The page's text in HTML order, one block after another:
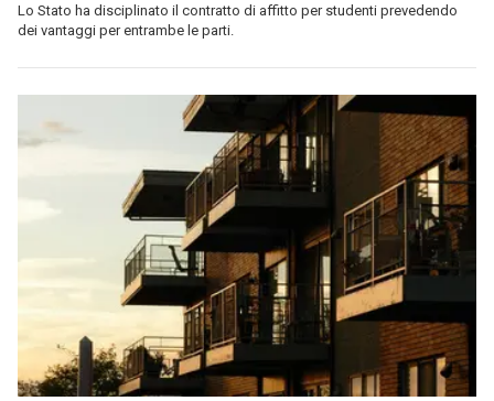
Lo Stato ha disciplinato il contratto di affitto per studenti prevedendo
dei vantaggi per entrambe le parti.